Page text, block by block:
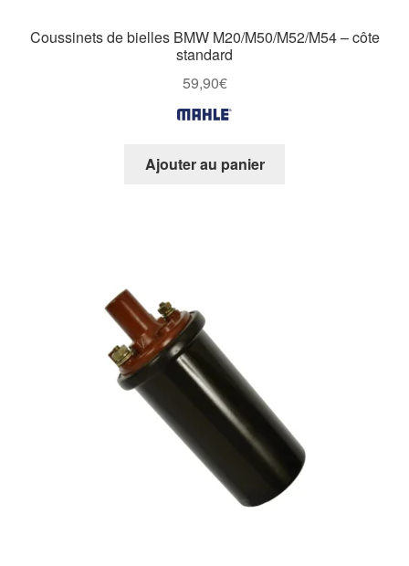
Coussinets de bielles BMW M20/M50/M52/M54 – côte
standard
59,90€
Ajouter au panier